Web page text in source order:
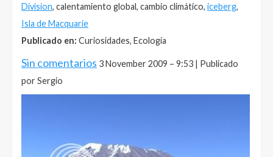
Division, calentamiento global, cambio climático, iceberg,
Isla de Macquarie
Publicado en: Curiosidades, Ecología
Sin comentarios 3 November 2009 – 9:53 | Publicado
por Sergio